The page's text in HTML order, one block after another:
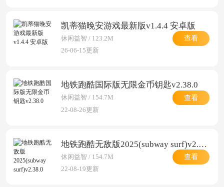
凯蒂猫晚安游戏最新版v1.4.4 安卓版
休闲益智 / 123.2M
26-06-15更新
查看
地铁跑酷国际版无限金币钥匙v2.38.0
休闲益智 / 154.7M
22-08-26更新
查看
地铁跑酷无敌版2025(subway surf)v2.38.0
休闲益智 / 154.7M
22-08-19更新
查看